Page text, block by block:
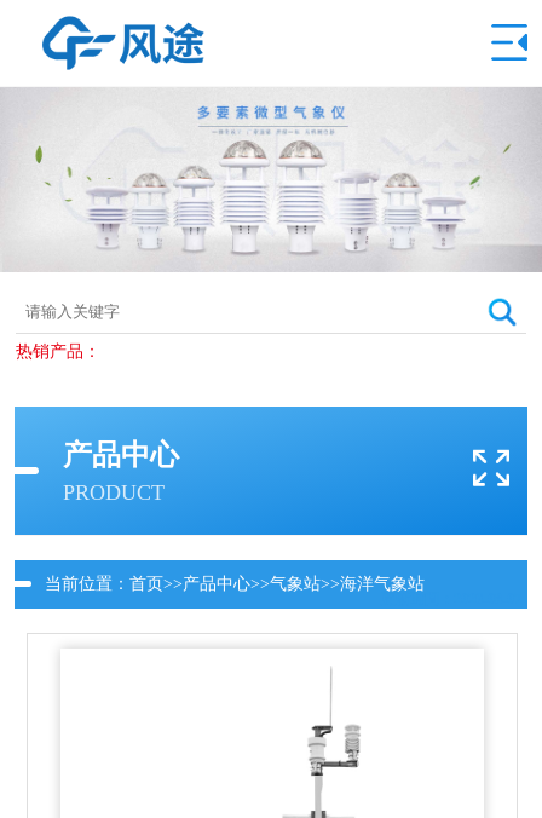
热销产品：
产品中心
PRODUCT
当前位置： 首页>>产品中心>>气象站>>海洋气象站